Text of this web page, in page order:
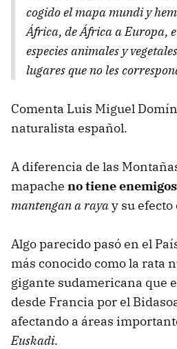
cogido el mapa mundi y
África, de África a Europa,
especies animales y
lugares que no les
Comenta Luis Miguel
naturalista español.
A diferencia de las
mapache no tiene
mantengan a rayay su efecto
Algo parecido pasó en el
más conocido como la rata
gigante sudamericana que
desde Francia por el
afectando a áreas
Euskadi.